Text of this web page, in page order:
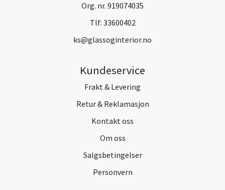
Org. nr. 919074035
Tlf: 33600402
ks@glassoginterior.no
Kundeservice
Frakt & Levering
Retur & Reklamasjon
Kontakt oss
Om oss
Salgsbetingelser
Personvern